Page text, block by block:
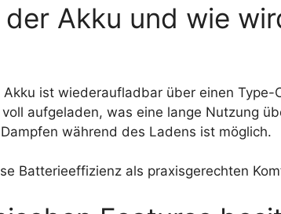
Akku und wie
ist wiederaufladbar über einen Type-
aufgeladen, was eine lange Nutzung
während des Ladens ist möglich.
Batterieeffizienz als praxisgerechten